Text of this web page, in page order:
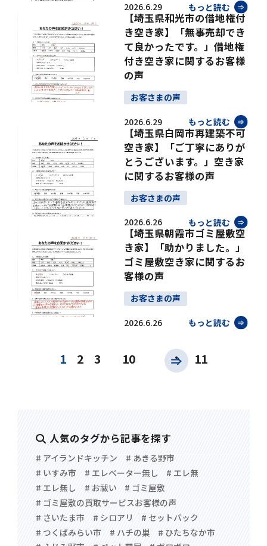
2026.6.29 もっと読む
【埼玉県和光市の借地権付
き空き家】「無事売却でき
て良かったです。」借地権
付き空き家に関するお客様
の声
お客さまの声
2026.6.29 もっと読む
【埼玉県白岡市再建築不可
空き家】「ご丁寧にありが
とうございます。」空き家
に関するお客様の声
お客さまの声
2026.6.26 もっと読む
【埼玉県朝霞市ゴミ屋敷空
き家】「助かりました。」
ゴミ屋敷空き家に関するお
客様の声
お客さまの声
2026.6.26 もっと読む
1 2 3 10 . 11
人気のタグから記事を探す
# アイランドキッチン
# あきる野市
# いすみ市
# エレベーター無し
# エレ無
# エレ無し
# お祓い
# ゴミ屋敷
# ゴミ屋敷の買取サービスお客様の声
# さいたま市
# シロアリ
# セットバック
# つくばみらい市
# ハチの巣
# ひたちなか市